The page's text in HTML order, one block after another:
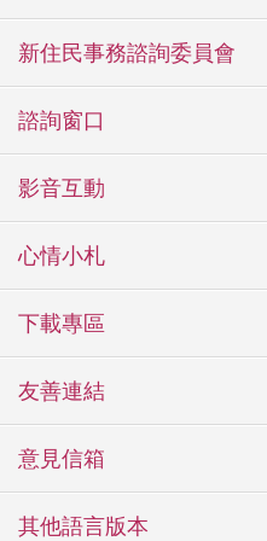
新住民事務諮詢委員會
諮詢窗口
影音互動
心情小札
下載專區
友善連結
意見信箱
其他語言版本